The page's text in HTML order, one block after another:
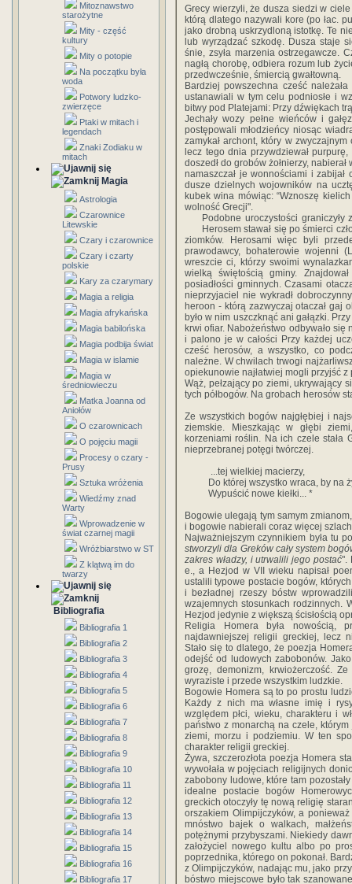
Mitoznawstwo
starożytne
Mity - część
kultury
Mity o potopie
Na początku była
woda
Potwory ludzko-
zwierzęce
Ptaki w mitach i
legendach
Znaki Zodiaku w
mitach
Magia
Astrologia
Czarownice
Litewskie
Czary i czarownice
Czary i czarty
polskie
Kary za czarymary
Magia a religia
Magia afrykańska
Magia babilońska
Magia podbija świat
Magia w islamie
Magia w
średniowieczu
Matka Joanna od
Aniołów
O czarownicach
O pojęciu magii
Procesy o czary -
Prusy
Sztuka wróżenia
Wiedźmy znad
Warty
Wprowadzenie w
świat czarnej magii
Wróżbiarstwo w ST
Z klątwą im do
twarzy
Bibliografia
Bibliografia 1
Bibliografia 2
Bibliografia 3
Bibliografia 4
Bibliografia 5
Bibliografia 6
Bibliografia 7
Bibliografia 8
Bibliografia 9
Bibliografia 10
Bibliografia 11
Bibliografia 12
Bibliografia 13
Bibliografia 14
Bibliografia 15
Bibliografia 16
Bibliografia 17
Grecy wierzyli, że dusza siedzi w
którą dlatego nazywali kore (po łac.
jako drobną uskrzydloną istotkę. Te
lub wyrządzać szkodę. Dusza staje
śnie, zsyła marzenia ostrzegawcze.
nagłą chorobę, odbiera rozum lub
przedwcześnie, śmiercią gwałtowną.
Bardziej powszechna cześć
ustanawiali w tym celu podniosłe i
bitwy pod Platejami: Przy dźwiękach
Jechały wozy pełne wieńców i
postępowali młodzieńcy niosąc
zamykał archont, który w
lecz tego dnia przywdziewał
doszedł do grobów żołnierzy,
namaszczał je wonnościami i
dusze dzielnych wojowników na
kubek wina mówiąc: “Wznoszę
wolność Grecji".
Podobne uroczystości graniczyły
Herosem stawał się po śmierci
ziomków. Herosami więc byli
prawodawcy, bohaterowie wojenni
wreszcie ci, którzy swoimi
wielką świętością gminy.
posiadłości gminnych. Czasami
nieprzyjaciel nie wykradł
heroon - którą zazwyczaj otaczał gaj
było w nim uszczknąć ani gałązki.
krwi ofiar. Nabożeństwo odbywało
i palono je w całości Przy każdej
cześć herosów, a wszystko, co
należne. W chwilach trwogi
opiekunowie najłatwiej mogli przyjść
Wąż, pełzający po ziemi, ukrywający
tych półbogów. Na grobach herosów
Ze wszystkich bogów najgłębiej i
ziemskie. Mieszkając w głębi
korzeniami roślin. Na ich czele stała
nieprzebranej potęgi twórczej.
...tej wielkiej macierzy,
Do której wszystko wraca, by na
Wypuścić nowe kiełki... *
Bogowie ulegają tym samym
i bogowie nabierali coraz więcej
Najważniejszym czynnikiem była tu
stworzyli dla Greków cały system
zakres władzy, i utrwalili jego postać".
e., a Hezjod w VII wieku napisał
ustalili typowe postacie bogów,
i bezładnej rzeszy bóstw
wzajemnych stosunkach rodzinnych.
Hezjod jedynie z większą ścisłością
Religia Homera była nowością,
najdawniejszej religii greckiej, lecz
Stało się to dlatego, że poezja
odejść od ludowych zabobonów.
grozę, demonizm, krwiożerczość.
wyraziste i przede wszystkim ludzkie.
Bogowie Homera są to po prostu
Każdy z nich ma własne imię i
względem płci, wieku, charakteru i
państwo z monarchą na czele,
ziemi, morzu i podziemiu. W ten
charakter religii greckiej.
Żywa, szczerozłota poezja Homera
wywołała w pojęciach religijnych
zabobony ludowe, które tam
idealne postacie bogów
greckich otoczyły tę nową religię
orszakiem Olimpijczyków, a
mnóstwo bajek o walkach,
potężnymi przybyszami. Niekiedy
założyciel nowego kultu albo po
poprzednika, którego on pokonał.
z Olimpijczyków, nadając mu, jako
bóstwo miejscowe było tak